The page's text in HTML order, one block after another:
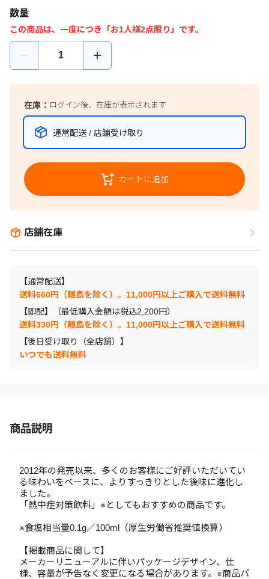
数量
この商品は、一度につき「お1人様2点限り」です。
在庫： ログイン後、在庫が表示されます
通常配送 / 店舗受け取り
カートに追加
店舗在庫
【通常配送】
送料660円（離島を除く）。11,000円以上ご購入で送料無料
【即配】（最低購入金額は税込2,200円）
送料330円（離島を除く）。11,000円以上ご購入で送料無料
【後日受け取り（全店舗）】
いつでも送料無料
商品説明
2012年の発売以来、多くのお客様にご好評いただいてい
る味わいをベースに、よりすっきりとした後味に進化し
ました。
「熱中症対策飲料」※としてもおすすめの商品です。
※食塩相当量0.1g／100ml（厚生労働省推奨値換算）
【掲載商品に関して】
メーカーリニューアルに伴いパッケージデザイン、仕
様、容量が予告なく変更になる場合があります。※商品パ